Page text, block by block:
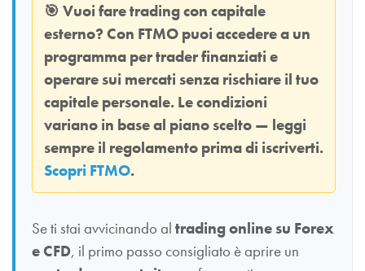
🎯 Vuoi fare trading con capitale
esterno? Con FTMO puoi accedere a un
programma per trader finanziati e
operare sui mercati senza rischiare il tuo
capitale personale. Le condizioni
variano in base al piano scelto — leggi
sempre il regolamento prima di iscriverti.
Scopri FTMO.
Se ti stai avvicinando al trading online su Forex
e CFD, il primo passo consigliato è aprire un